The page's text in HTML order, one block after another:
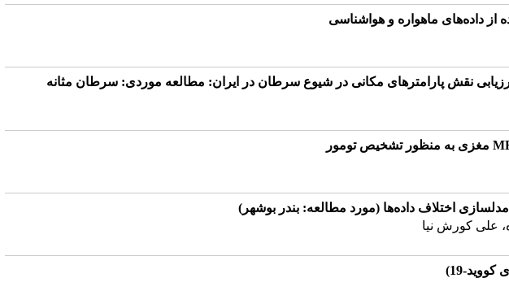
از داده‌های ماهواره و هواشناسی
نقش پارامترهای مکانی در شیوع سرطان در ایران: مطالعه موردی: سرطان مثانه
اختلاف داده‌ها (مورد مطالعه: بندر بوشهر)
علی کورش نیا
19)